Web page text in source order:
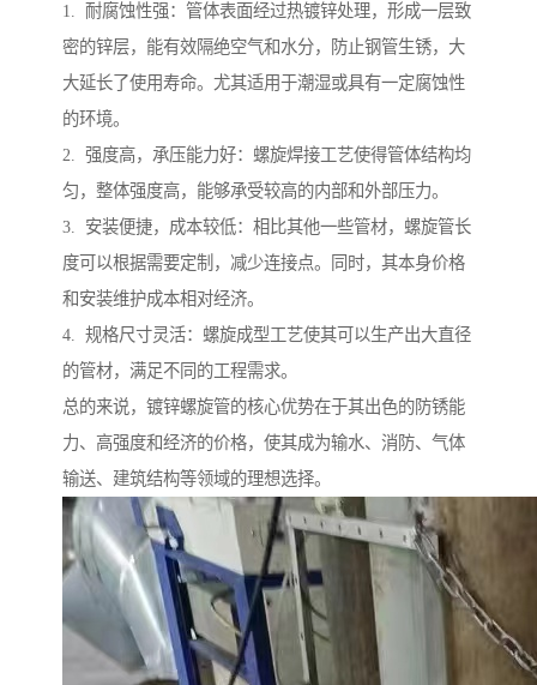
1. 耐腐蚀性强：管体表面经过热镀锌处理，形成一层致
密的锌层，能有效隔绝空气和水分，防止钢管生锈，大
大延长了使用寿命。尤其适用于潮湿或具有一定腐蚀性
的环境。
2. 强度高，承压能力好：螺旋焊接工艺使得管体结构均
匀，整体强度高，能够承受较高的内部和外部压力。
3. 安装便捷，成本较低：相比其他一些管材，螺旋管长
度可以根据需要定制，减少连接点。同时，其本身价格
和安装维护成本相对经济。
4. 规格尺寸灵活：螺旋成型工艺使其可以生产出大直径
的管材，满足不同的工程需求。
总的来说，镀锌螺旋管的核心优势在于其出色的防锈能
力、高强度和经济的价格，使其成为输水、消防、气体
输送、建筑结构等领域的理想选择。